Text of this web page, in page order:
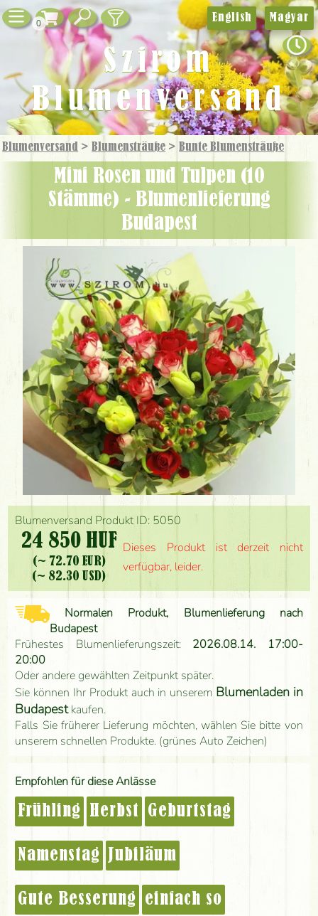
0
Blumenversand > Blumensträuße > Bunte Blumensträuße
mini Rosen und Tulpen (10
Stämme) - Blumenlieferung
Budapest
Blumenversand Produkt ID: 5050
24 850 HUF
(~ 72.70 EUR)
(~ 82.30 USD)
Dieses Produkt ist derzeit nicht
verfügbar, leider.
Normalen Produkt, Blumenlieferung nach
Budapest
Frühestes Blumenlieferungszeit: 2026.08.14. 17:00-
20:00
Oder andere gewählten Zeitpunkt später.
Sie können Ihr Produkt auch in unserem Blumenladen in
Budapestkaufen.
Falls Sie früherer Lieferung möchten, wählen Sie bitte von
unserem schnellen Produkte. (grünes Auto Zeichen)
Empfohlen für diese Anlässe
Frühling Herbst Geburtstag
Namenstag Jubiläum
Gute Besserung einfach so
English Magyar
Szirom
Blumenversand